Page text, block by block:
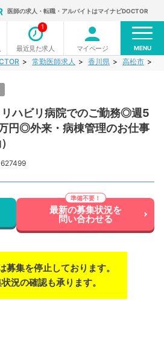
医師の求人・転職・アルバイトはマイナビDOCTOR
最近見た求人
1
マイページ MENU
常勤医師求人 香川県 高松市
リハビリ病院でのご勤務◎週5
円◎外来・病棟管理のお仕事
最新の募集状況を
問い合わせる
募集を停止しております。
況の確認も承ります。